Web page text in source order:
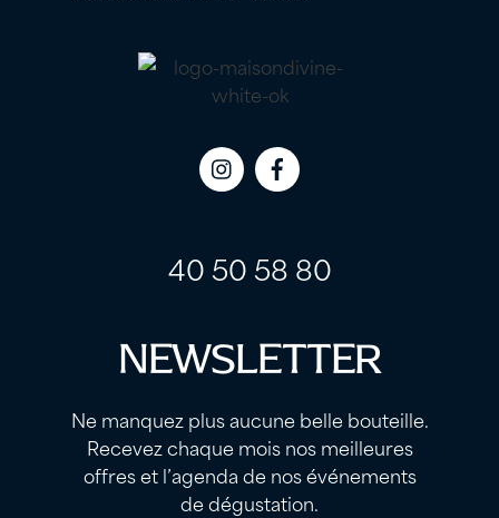
Icon
Icon
40 50 58 80
NEWSLETTER
Ne manquez plus aucune belle bouteille.
Recevez chaque mois nos meilleures
offres et l’agenda de nos événements
de dégustation.